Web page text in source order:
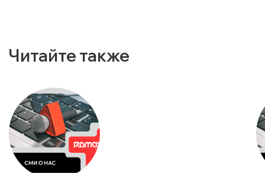
Читайте также